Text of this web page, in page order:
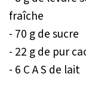
fraîche
- 70 g de sucre
- 22 g de pur
- 6 C A S de lait